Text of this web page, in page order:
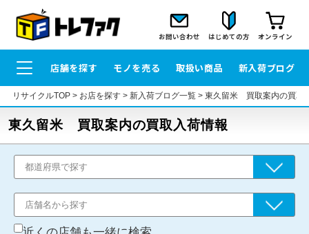
お問い合わせ はじめての方 オンライン
店舗を探す モノを売る 取扱い商品 新入荷ブログ
リサイクルTOP> お店を探す> 新入荷ブログ一覧> 東久留米 買取案内の買取
東久留米 買取案内の買取入荷情報